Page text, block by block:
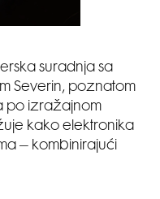
suradnja sa
Severin, poznatom
po izražajnom
kako elektronika
– kombinirajući